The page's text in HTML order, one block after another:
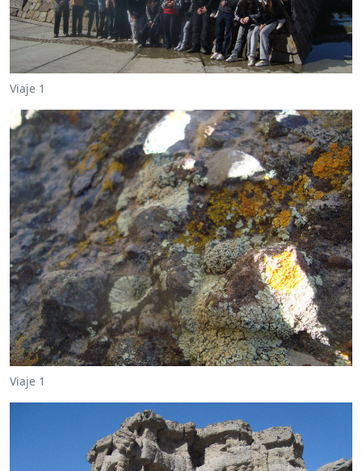
Viaje 1
Viaje 1